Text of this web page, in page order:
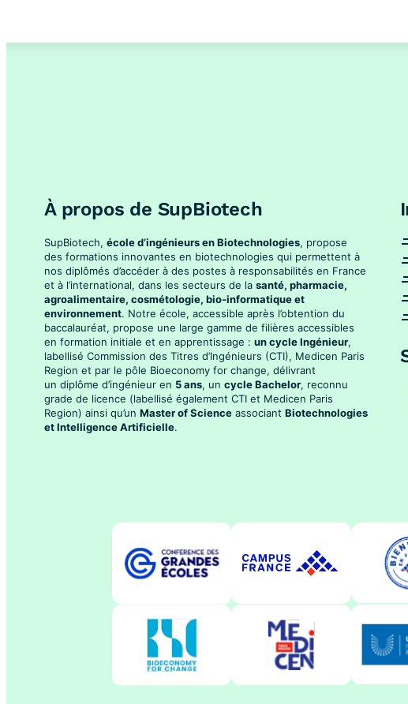
À propos de SupBiotech
SupBiotech, école d’ingénieurs en Biotechnologies, propose
des formations innovantes en biotechnologies qui permettent à
nos diplômés d’accéder à des postes à responsabilités en France
et à l’international, dans les secteurs de la santé, pharmacie,
agroalimentaire, cosmétologie, bio-informatique et
environnement. Notre école, accessible après l’obtention du
baccalauréat, propose une large gamme de filières accessibles
en formation initiale et en apprentissage : un cycle Ingénieur,
labellisé Commission des Titres d’Ingénieurs (CTI), Medicen Paris
Region et par le pôle Bioeconomy for change, délivrant
un diplôme d’ingénieur en 5 ans, un cycle Bachelor, reconnu
grade de licence (labellisé également CTI et Medicen Paris
Region) ainsi qu’un Master of Science associant Biotechnologies
et Intelligence Artificielle.